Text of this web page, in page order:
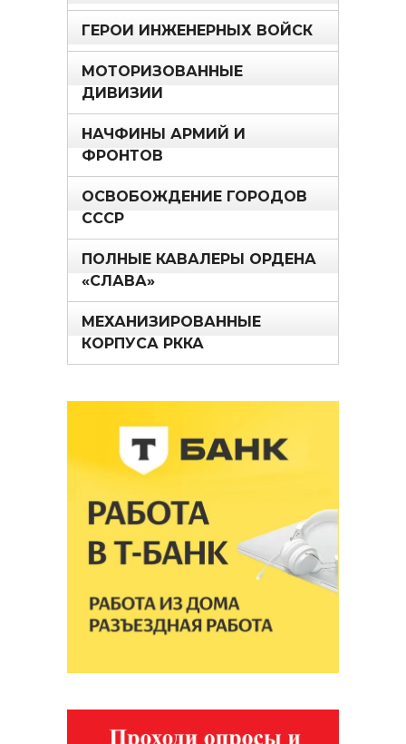
ГЕРОИ ИНЖЕНЕРНЫХ ВОЙСК
МОТОРИЗОВАННЫЕ
ДИВИЗИИ
НАЧФИНЫ АРМИЙ И
ФРОНТОВ
ОСВОБОЖДЕНИЕ ГОРОДОВ
СССР
ПОЛНЫЕ КАВАЛЕРЫ ОРДЕНА
«СЛАВА»
МЕХАНИЗИРОВАННЫЕ
КОРПУСА РККА